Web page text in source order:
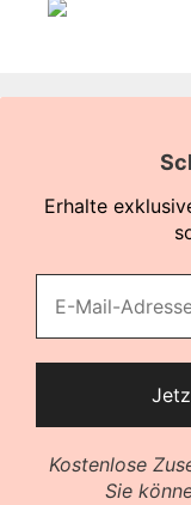
Erhalte
Kostenlose
Sie